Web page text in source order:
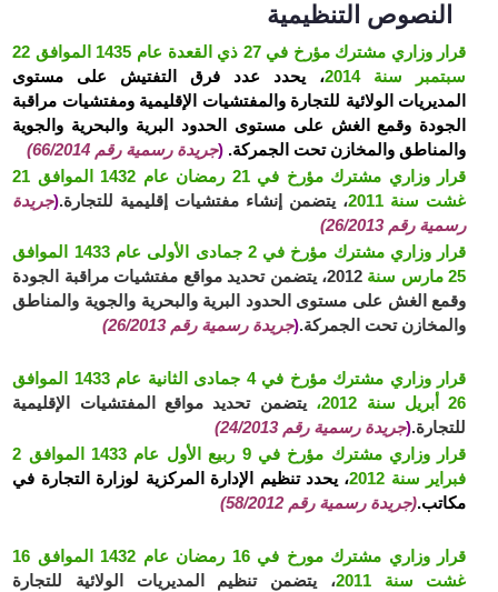
النصوص التنظيمية
قرار وزاري مشترك مؤرخ في 27 ذي القعدة عام 1435 الموافق 22
سبتمبر سنة 2014
، يحدد عدد فرق التفتيش على مستوى
المديريات الولائية للتجارة والمفتشيات الإقليمية ومفتشيات مراقبة
الجودة وقمع الغش على مستوى الحدود البرية والبحرية والجوية
والمناطق والمخازن تحت الجمركة. (جريدة رسمية رقم 66/2014)
قرار وزاري مشترك مؤرخ في 21 رمضان عام 1432 الموافق 21
غشت سنة 2011
، يتضمن إنشاء مفتشيات إقليمية للتجارة.(جريدة
رسمية رقم 26/2013)
قرار وزاري مشترك مؤرخ في 2 جمادى الأولى عام 1433 الموافق
25 مارس سنة
2012، يتضمن تحديد مواقع مفتشيات مراقبة الجودة
وقمع الغش على مستوى الحدود البرية والبحرية والجوية والمناطق
والمخازن تحت الجمركة.(جريدة رسمية رقم 26/2013)
قرار وزاري مشترك مؤرخ في 4 جمادى الثانية عام 1433 الموافق
26 أبريل سنة 2012،
يتضمن تحديد مواقع المفتشيات الإقليمية
للتجارة.(جريدة رسمية رقم 24/2013)
قرار وزاري مشترك مؤرخ في 9 ربيع الأول عام 1433 الموافق 2
فبراير سنة 2012
، يحدد تنظيم الإدارة المركزية لوزارة التجارة في
مكاتب.(جريدة رسمية رقم 58/2012)
قرار وزاري مشترك مورخ في 16 رمضان عام 1432 الموافق 16
غشت سنة 2011
، يتضمن تنظيم المديريات الولائية للتجارة